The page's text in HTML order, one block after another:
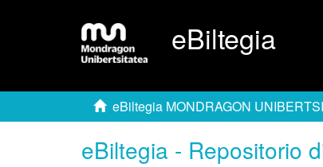
eBiltegia
eBiltegia MONDRAGON
eBiltegia - Repositorio